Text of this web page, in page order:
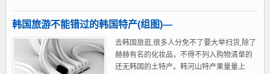
韩国旅游不能错过的韩国特产(组图)—
去韩国旅逛,很多人分免不了要大举扫货,除了
赫赫有名的化妆品，不得不列入购物清单的
还无韩国的土特产。韩河山特产果量量上